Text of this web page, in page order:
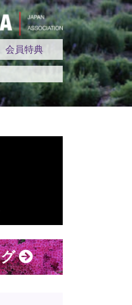
会員特典
グ